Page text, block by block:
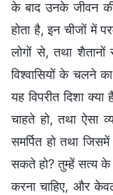
के बाद उनके जीवन की
होता है, इन चीजों में
लोगों से, तथा
विश्वासियों के चलने
यह विपरीत दिशा
चाहते हो, तथा ऐसा
समर्पित हो तथा
सकते हो? तुम्हें सत्य के
करना चाहिए, और